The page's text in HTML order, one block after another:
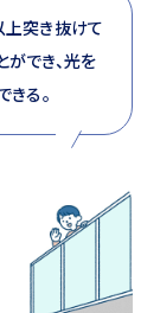
上突き抜けて
でき、光を
る。